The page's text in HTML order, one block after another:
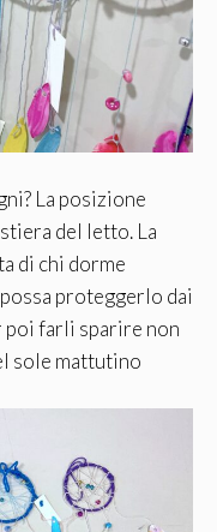
La posizione
del letto. La
di chi dorme
proteggerlo dai
farli sparire non
sole mattutino